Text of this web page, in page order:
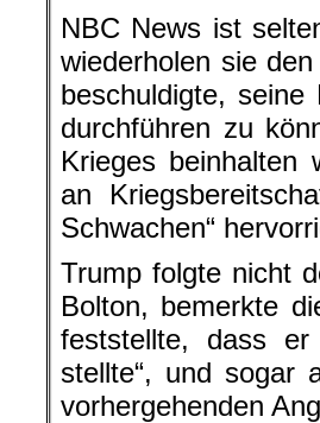
NBC News ist
wiederholen sie
beschuldigte, seine
durchführen zu
Krieges beinhalten
an
Schwachen“
Trump folgte nicht
Bolton, bemerkte
feststellte, dass
stellte“, und sogar
vorhergehenden